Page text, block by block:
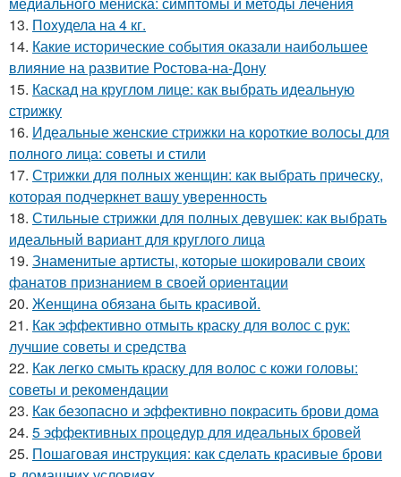
13. Похудела на 4 кг.
14. Какие исторические события оказали наибольшее
влияние на развитие Ростова-на-Дону
15. Каскад на круглом лице: как выбрать идеальную
стрижку
16. Идеальные женские стрижки на короткие волосы для
полного лица: советы и стили
17. Стрижки для полных женщин: как выбрать прическу,
которая подчеркнет вашу уверенность
18. Стильные стрижки для полных девушек: как выбрать
идеальный вариант для круглого лица
19. Знаменитые артисты, которые шокировали своих
фанатов признанием в своей ориентации
20. Женщина обязана быть красивой.
21. Как эффективно отмыть краску для волос с рук:
лучшие советы и средства
22. Как легко смыть краску для волос с кожи головы:
советы и рекомендации
23. Как безопасно и эффективно покрасить брови дома
24. 5 эффективных процедур для идеальных бровей
25. Пошаговая инструкция: как сделать красивые брови